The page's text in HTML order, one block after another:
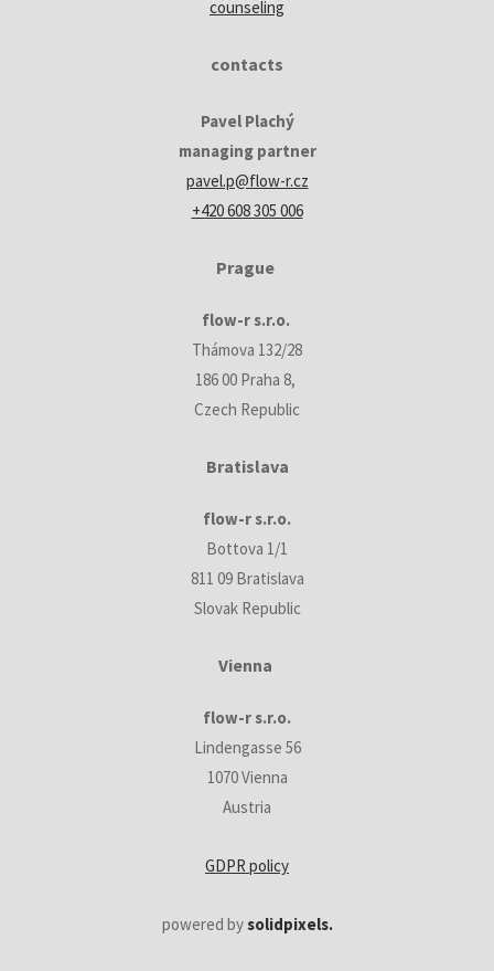
counseling
contacts
Pavel Plachý
managing partner
pavel.p@flow-r.cz
+420 608 305 006
Prague
flow-r s.r.o.
Thámova 132/28
186 00 Praha 8,
Czech Republic
Bratislava
flow-r s.r.o.
Bottova 1/1
811 09 Bratislava
Slovak Republic
Vienna
flow-r s.r.o.
Lindengasse 56
1070 Vienna
Austria
GDPR policy
powered bysolidpixels.